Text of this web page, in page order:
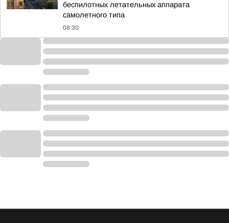
беспилотных летательных аппарата
самолетного типа
08:30